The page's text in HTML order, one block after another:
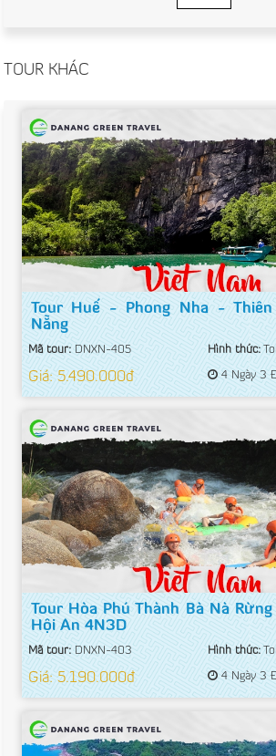
TOUR KHÁC
Tour Huế - Phong Nha -
Nẵng
Mã tour: DNXN-405 Hình thức:
Giá: 5.490.000đ 4 Ngày 3
Tour Hòa Phú Thành Bà Nà
Hội An 4N3D
Mã tour: DNXN-403 Hình thức:
Giá: 5.190.000đ 4 Ngày 3